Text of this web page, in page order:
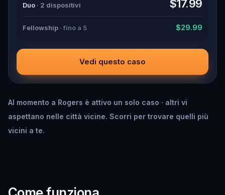
Duo · 2 dispositivi $17.99
Fellowship · fino a 5 $29.99
Vedi questo caso
Al momento a Rogers è attivo un solo caso · altri vi
aspettano nelle città vicine. Scorri per trovare quelli più
vicini a te.